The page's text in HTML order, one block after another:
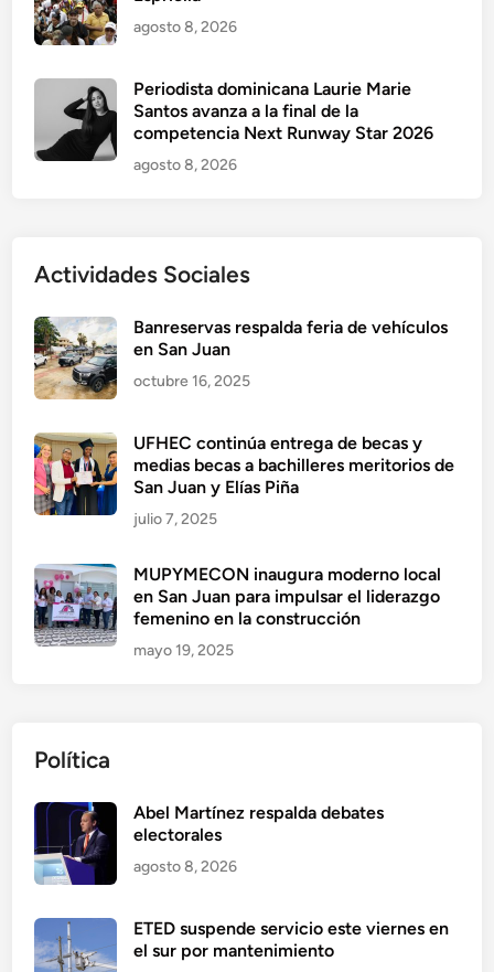
agosto 8, 2026
Periodista dominicana Laurie Marie
Santos avanza a la final de la
competencia Next Runway Star 2026
agosto 8, 2026
Actividades Sociales
Banreservas respalda feria de vehículos
en San Juan
octubre 16, 2025
UFHEC continúa entrega de becas y
medias becas a bachilleres meritorios de
San Juan y Elías Piña
julio 7, 2025
MUPYMECON inaugura moderno local
en San Juan para impulsar el liderazgo
femenino en la construcción
mayo 19, 2025
Política
Abel Martínez respalda debates
electorales
agosto 8, 2026
ETED suspende servicio este viernes en
el sur por mantenimiento